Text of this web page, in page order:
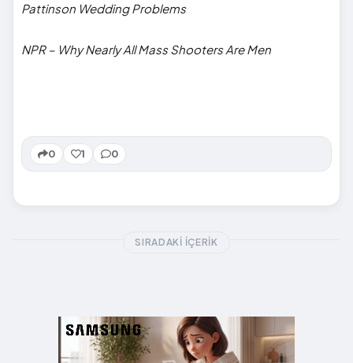
Pattinson Wedding Problems
NPR – Why Nearly All Mass Shooters Are Men
0 1 0
SIRADAKI İÇERIK